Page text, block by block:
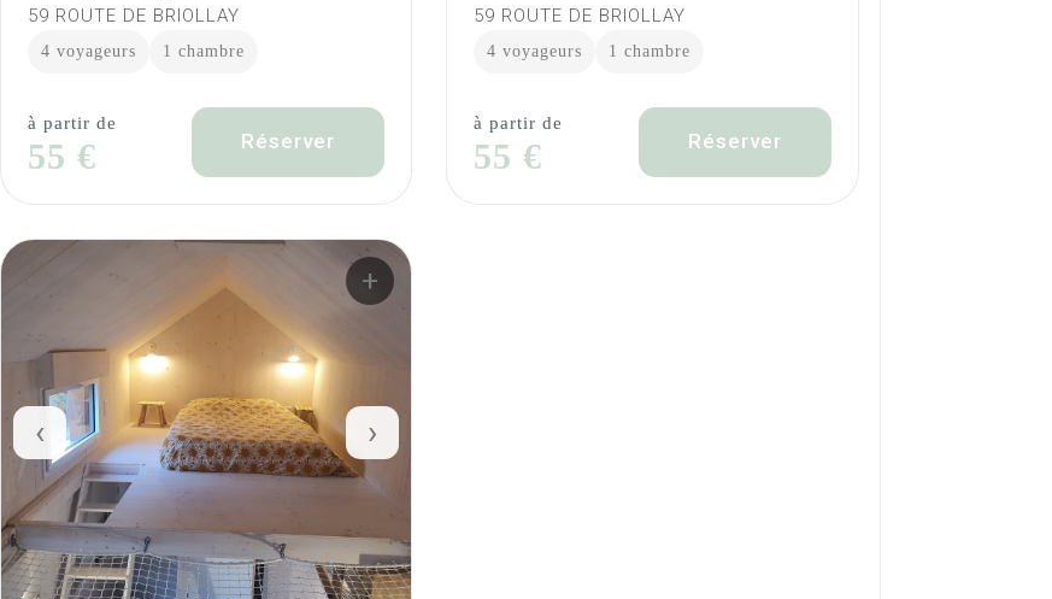
59 ROUTE DE BRIOLLAY
4 voyageurs 1 chambre
à partir de
55 € Réserver
59 ROUTE DE BRIOLLAY
4 voyageurs 1 chambre
à partir de
55 € Réserver
+
‹ ›